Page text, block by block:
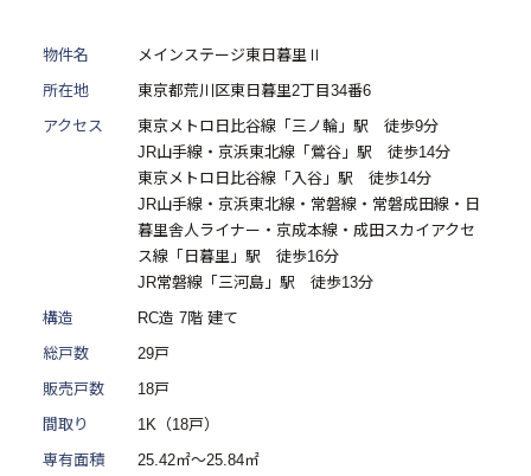
- リノベーション物件お問い合わせ
採用情報
- 採用情報トップ
- 記事一覧
ニュース / イベント
物件名
メインステージ東日暮里Ⅱ
所在地
東京都荒川区東日暮里2丁目34番6
アクセス
東京メトロ日比谷線「三ノ輪」駅 徒歩9分
JR山手線・京浜東北線「鶯谷」駅 徒歩14分
東京メトロ日比谷線「入谷」駅 徒歩14分
JR山手線・京浜東北線・常磐線・常磐成田線・日
暮里舎人ライナー・京成本線・成田スカイアクセ
ス線「日暮里」駅 徒歩16分
JR常磐線「三河島」駅 徒歩13分
構造
RC造 7階 建て
総戸数
29戸
販売戸数
18戸
間取り
1K（18戸）
専有面積
25.42㎡～25.84㎡